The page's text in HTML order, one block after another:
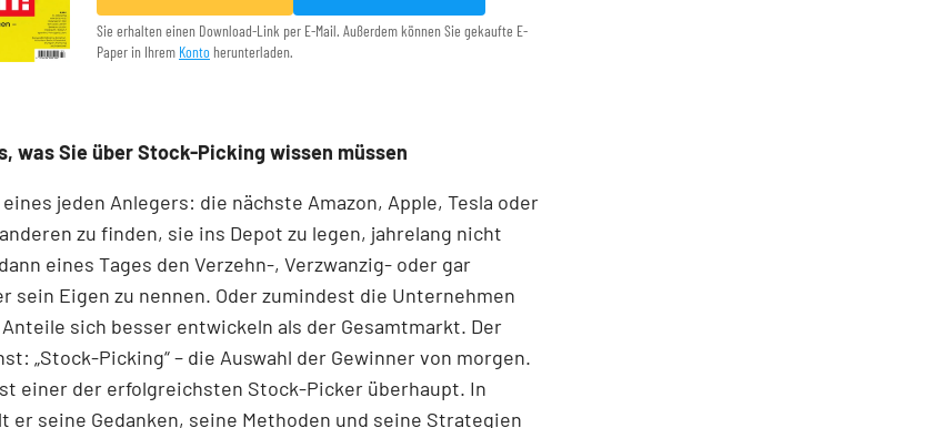
Sie erhalten einen Download-Link per E-Mail. Außerdem können Sie gekaufte E-
Paper in Ihrem Konto herunterladen.
was Sie über Stock-Picking wissen müssen
jeden Anlegers: die nächste Amazon, Apple, Tesla oder
zu finden, sie ins Depot zu legen, jahrelang nicht
eines Tages den Verzehn-, Verzwanzig- oder gar
sein Eigen zu nennen. Oder zumindest die Unternehmen
sich besser entwickeln als der Gesamtmarkt. Der
„Stock-Picking“ – die Auswahl der Gewinner von morgen.
einer der erfolgreichsten Stock-Picker überhaupt. In
er seine Gedanken, seine Methoden und seine Strategien